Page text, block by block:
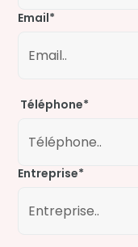
Email*
Téléphone*
Entreprise*